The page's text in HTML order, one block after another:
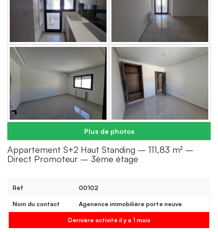
Plus de photos
Appartement S+2 Haut Standing – 111,83 m² –
Direct Promoteur – 3ème étage
Réf 00102
Nom du contact Agenence immobilière porte neuve
Dernière activité il y a 1 mois